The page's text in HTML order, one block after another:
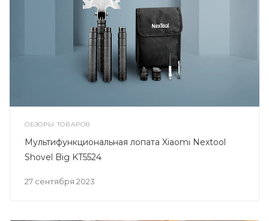
ОБЗОРЫ ТОВАРОВ
27 сентября 2023
Мультифункциональная лопата Xiaomi Nextool
Shovel Big KT5524